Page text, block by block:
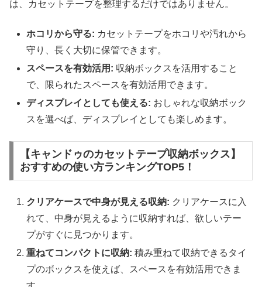
は、カセットテープを整理するだけではありません。
ホコリから守る: カセットテープをホコリや汚れから
守り、長く大切に保管できます。
スペースを有効活用: 収納ボックスを活用すること
で、限られたスペースを有効活用できます。
ディスプレイとしても使える: おしゃれな収納ボック
スを選べば、ディスプレイとしても楽しめます。
【キャンドゥのカセットテープ収納ボックス】
おすすめの使い方ランキングTOP5！
クリアケースで中身が見える収納: クリアケースに入
れて、中身が見えるように収納すれば、欲しいテー
プがすぐに見つかります。
重ねてコンパクトに収納: 積み重ねて収納できるタイ
プのボックスを使えば、スペースを有効活用できま